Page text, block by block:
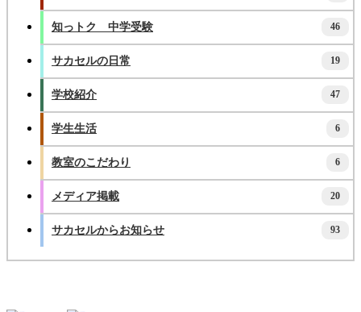
知っトク 中学受験 46
サカセルの日常 19
学校紹介 47
学生生活 6
教室のこだわり 6
メディア掲載 20
サカセルからお知らせ 93